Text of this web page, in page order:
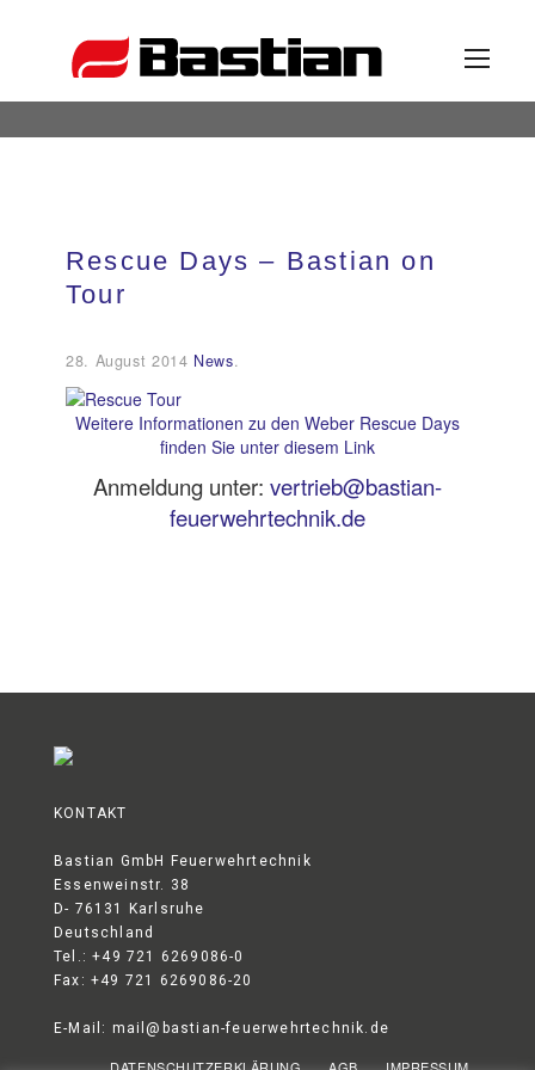
Ansprechpartner
News
Katalog
Partner
Rescue Days – Bastian on
Tour
28. August 2014 News.
Weitere Informationen zu den Weber Rescue Days
finden Sie unter diesem Link
Anmeldung unter: vertrieb@bastian-
feuerwehrtechnik.de
KONTAKT
Bastian GmbH Feuerwehrtechnik
Essenweinstr. 38
D- 76131 Karlsruhe
Deutschland
Tel.: +49 721 6269086-0
Fax: +49 721 6269086-20
E-Mail: mail@bastian-feuerwehrtechnik.de